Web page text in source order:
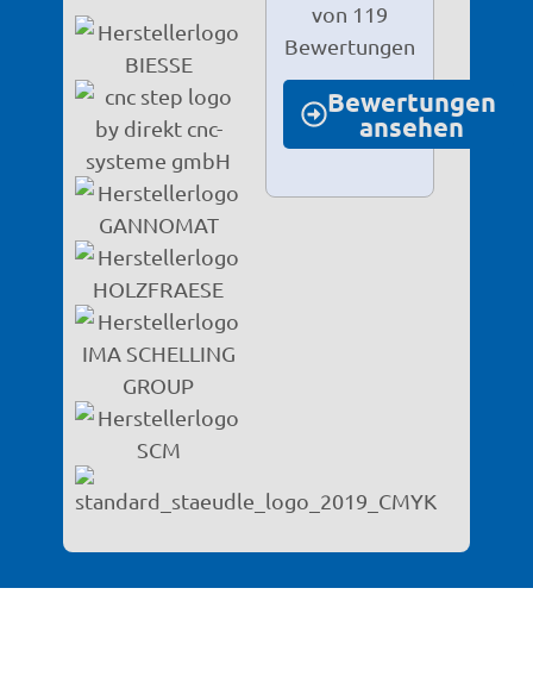
von 119
Bewertungen
Bewertungen
ansehen